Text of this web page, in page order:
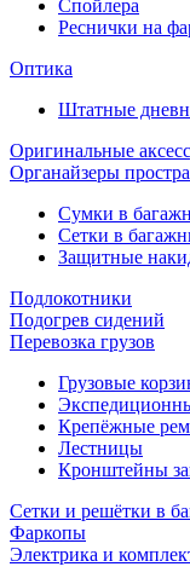
Спойлера
Реснички на
Оптика
Штатные
Оригинальные
Органайзеры
Сумки в
Сетки в
Защитные
Подлокотники
Подогрев сидений
Перевозка грузов
Грузовые
Крепёжные
Лестницы
Кронштейны
Сетки и решётки в
Фаркопы
Электрика и